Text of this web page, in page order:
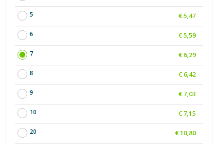
5
6
7
8
9
10
20
€ 5,47
€ 5,59
€ 6,29
€ 6,42
€ 7,03
€ 7,15
€ 10,80